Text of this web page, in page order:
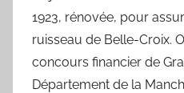
1923, rénovée, pour
ruisseau de Belle-Croix.
concours financier de
Département de la